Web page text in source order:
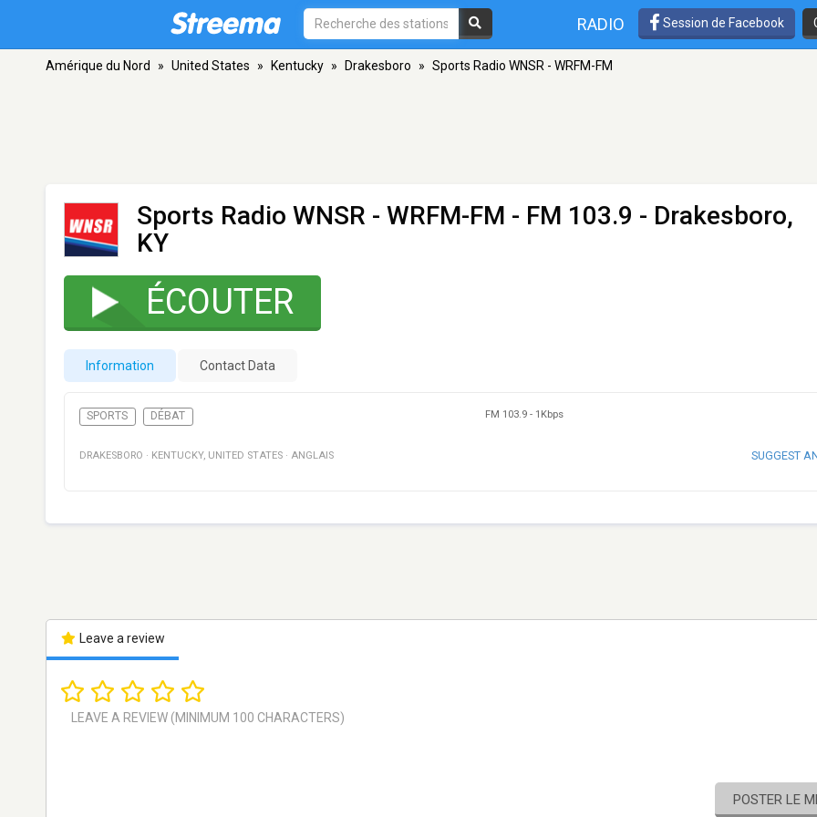
RADIO Session de Facebook
Amérique du Nord » United States » Kentucky » Drakesboro » Sports Radio WNSR - WRFM-FM
Sports Radio WNSR - WRFM-FM - FM 103.9 - Drakesboro,
KY
ÉCOUTER
Information Contact Data
SPORTS DÉBAT FM 103.9 - 1Kbps
DRAKESBORO · KENTUCKY, UNITED STATES · ANGLAIS SUGGEST
Leave a review
POSTER LE